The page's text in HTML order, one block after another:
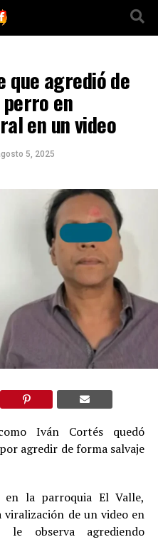
que agredió de
en
en un video
5, 2025
Iván Cortés quedó
agredir de forma salvaje
la parroquia El Valle,
de un video en
le observa agrediendo